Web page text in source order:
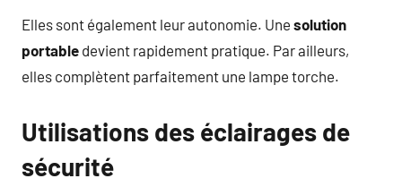
Elles sont également leur autonomie. Une solution
portable devient rapidement pratique. Par ailleurs,
elles complètent parfaitement une lampe torche.
Utilisations des éclairages de
sécurité